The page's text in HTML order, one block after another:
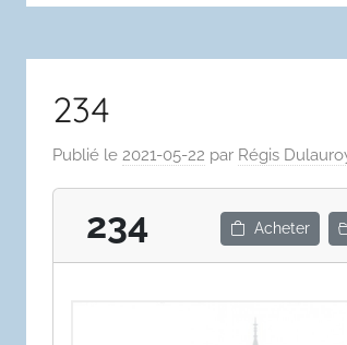
234
Publié le 2021-05-22 par Régis
234 Acheter